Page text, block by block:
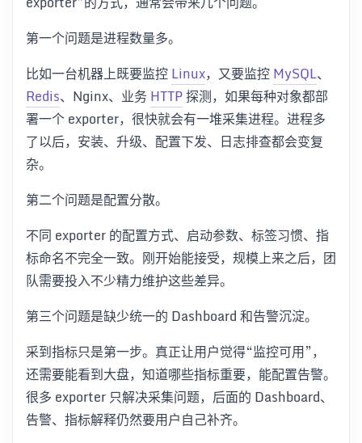
第一个问题是进程数量多。
比如一台机器上既要监控Linux，又要监控MySQL、
Redis、Nginx、业务 HTTP探测，如果每种对象都部
署一个 exporter，很快就会有一堆采集进程。进程多
了以后，安装、升级、配置下发、日志排查都会变复
杂。
第二个问题是配置分散。
不同 exporter 的配置方式、启动参数、标签习惯、指
标命名不完全一致。刚开始能接受，规模上来之后，团
队需要投入不少精力维护这些差异。
第三个问题是缺少统一的 Dashboard 和告警沉淀。
采到指标只是第一步。真正让用户觉得“监控可用”，
还需要能看到大盘，知道哪些指标重要，能配置告警。
很多 exporter 只解决采集问题，后面的 Dashboard、
告警、指标解释仍然要用户自己补齐。